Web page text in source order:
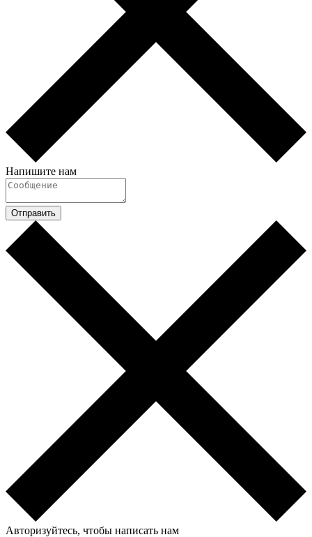
Напишите нам
Отправить
Авторизуйтесь, чтобы написать нам